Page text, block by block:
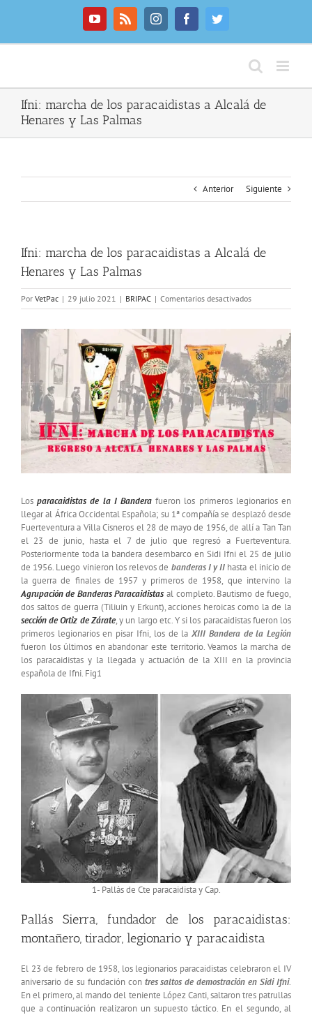
YouTubeRss InstagramFacebookTwitter
Ifni: marcha de los paracaidistas a Alcalá de
Henares y Las Palmas
Anterior Siguiente
Ifni: marcha de los paracaidistas a Alcalá de
Henares y Las Palmas
Por VetPac | 29 julio 2021 | BRIPAC | Comentarios desactivadosen
Ifni:
los
paracaidistas
a
Alcalá
de
Henares
y
Las
Palmas
imagen
Losparacaidistas de la I Bandera fueron los primeros legionarios en
llegar al África Occidental Española; su 1ª compañía se desplazó desde
Fuerteventura a Villa Cisneros el 28 de mayo de 1956, de allí a Tan Tan
el 23 de junio, hasta el 7 de julio que regresó a Fuerteventura.
Posteriormente toda la bandera desembarco en Sidi Ifni el 25 de julio
de 1956. Luego vinieron los relevos de banderas I y II hasta el inicio de
la guerra de finales de 1957 y primeros de 1958, que intervino la
Agrupación de Banderas Paracaidistas al completo. Bautismo de fuego,
dos saltos de guerra (Tiliuin y Erkunt), acciones heroicas como la de la
sección de Ortiz de Zárate, y un largo etc. Y si los paracaidistas fueron los
primeros legionarios en pisar Ifni, los de laXIII Bandera de la Legión
fueron los últimos en abandonar este territorio. Veamos la marcha de
los paracaidistas y la llegada y actuación de la XIII en la provincia
española de Ifni. Fig1
1- Pallás de Cte paracaidista y Cap.
Pallás Sierra, fundador de los paracaidistas:
montañero, tirador, legionario y paracaidista
El 23 de febrero de 1958, los legionarios paracaidistas celebraron el IV
aniversario de su fundación con tres saltos de demostración en Sidi Ifni.
En el primero, al mando del teniente López Canti, saltaron tres patrullas
que a continuación realizaron un supuesto táctico. En el segundo, al